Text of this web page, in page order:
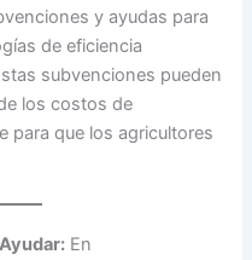
y ayudas para
de eficiencia
subvenciones pueden
los costos de
para que los agricultores
En